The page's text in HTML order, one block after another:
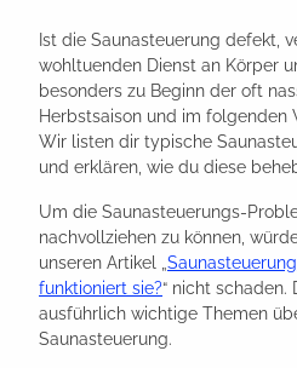
Ist die Saunasteuerung defekt,
wohltuenden Dienst an Körper
besonders zu Beginn der oft
Herbstsaison und im folgenden
Wir listen dir typische
und erklären, wie du diese
Um die Saunasteuerungs-
nachvollziehen zu können,
unseren Artikel „
funktioniert sie?“ nicht schaden.
ausführlich wichtige Themen
Saunasteuerung.